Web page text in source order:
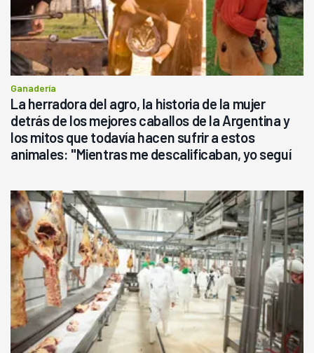
Ganadería
La herradora del agro, la historia de la mujer
detrás de los mejores caballos de la Argentina y
los mitos que todavía hacen sufrir a estos
animales: "Mientras me descalificaban, yo seguí